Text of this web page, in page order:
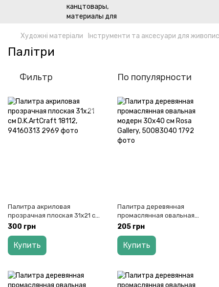
Художні матеріали Інструменти та аксесуари для
Палітри
Фильтр По популярности
Палитра акриловая
прозрачная плоская 31х21 см
D.K.ArtCraft 18112, 94160313
300 грн
Купить
Палитра деревянная
промаслянная овальная
модерн 30х40 см Rosa
205 грн
Купить